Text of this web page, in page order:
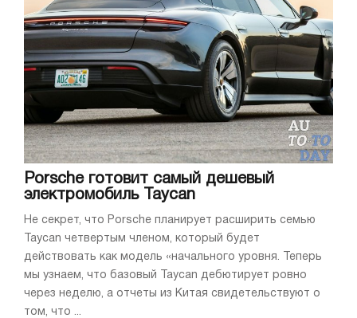
Porsche готовит самый дешевый
электромобиль Taycan
Не секрет, что Porsche планирует расширить семью
Taycan четвертым членом, который будет
действовать как модель «начального уровня. Теперь
мы узнаем, что базовый Taycan дебютирует ровно
через неделю, а отчеты из Китая свидетельствуют о
том, что ...